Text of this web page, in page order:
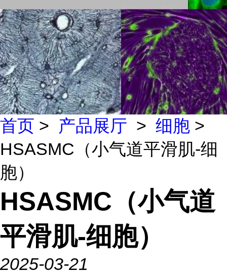
首页 > 产品展厅 > 细胞 >
HSASMC（小气道平滑肌-细
胞）
HSASMC（小气道
平滑肌-细胞）
2025-03-21